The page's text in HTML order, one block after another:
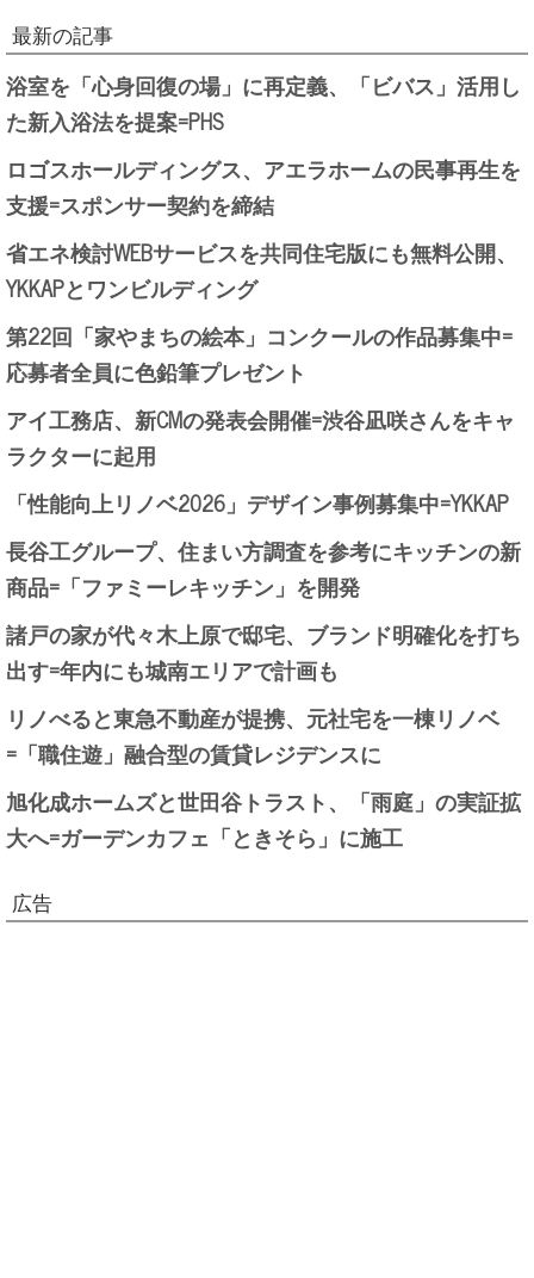
最新の記事
浴室を「心身回復の場」に再定義、「ビバス」活用し
た新入浴法を提案=PHS
ロゴスホールディングス、アエラホームの民事再生を
支援=スポンサー契約を締結
省エネ検討WEBサービスを共同住宅版にも無料公開、
YKKAPとワンビルディング
第22回「家やまちの絵本」コンクールの作品募集中=
応募者全員に色鉛筆プレゼント
アイ工務店、新CMの発表会開催=渋谷凪咲さんをキャ
ラクターに起用
「性能向上リノベ2026」デザイン事例募集中=YKKAP
長谷工グループ、住まい方調査を参考にキッチンの新
商品=「ファミーレキッチン」を開発
諸戸の家が代々木上原で邸宅、ブランド明確化を打ち
出す=年内にも城南エリアで計画も
リノべると東急不動産が提携、元社宅を一棟リノベ
=「職住遊」融合型の賃貸レジデンスに
旭化成ホームズと世田谷トラスト、「雨庭」の実証拡
大へ=ガーデンカフェ「ときそら」に施工
広告